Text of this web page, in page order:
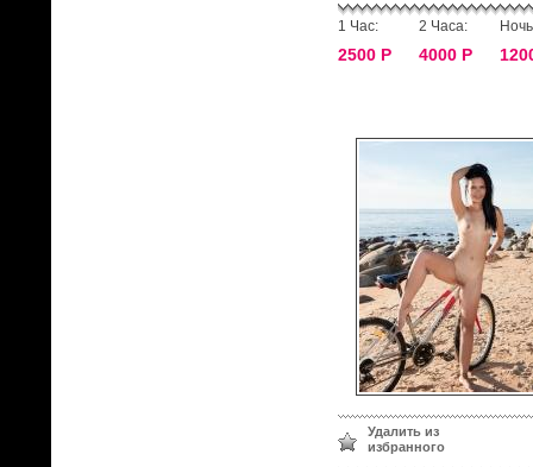
1 Час:
2500 Р
2 Часа:
4000 Р
Удалить из
избранного